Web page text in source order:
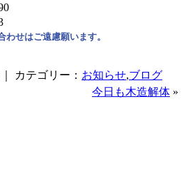
せはご遠慮願います。
カテゴリー： お知らせ,ブログ
今日も木造解体 »